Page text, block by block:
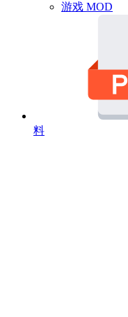
游戏 MOD
料